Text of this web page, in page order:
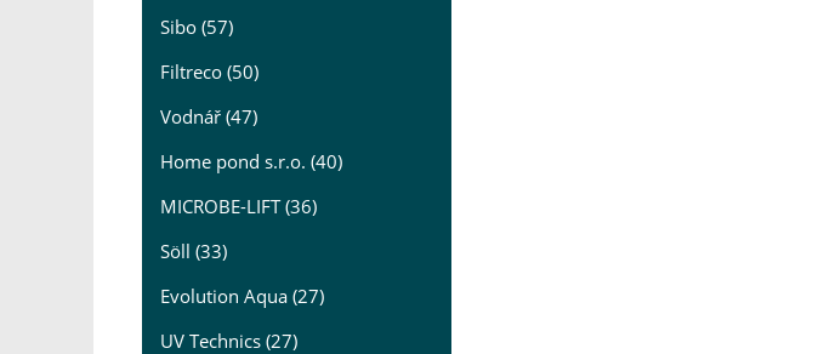
Sibo (57)
Filtreco (50)
Vodnář (47)
Home pond s.r.o. (40)
MICROBE-LIFT (36)
Söll (33)
Evolution Aqua (27)
UV Technics (27)